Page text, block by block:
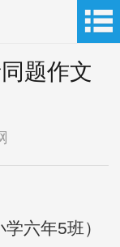
题作文
六年5班）